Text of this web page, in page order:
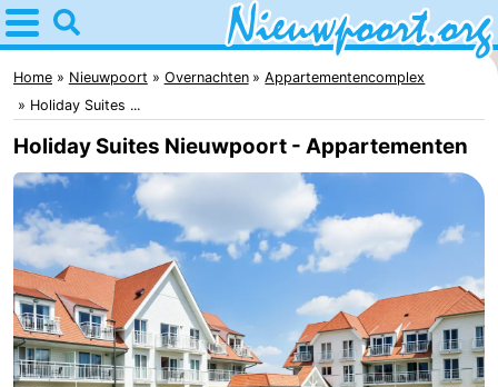
Home
Nieuwpoort
Tips
Voor
kinderen
Overnachten
Appartementen
-
Holiday
-
Home Nieuwpoort Overnachten
Appartementencomplex
Holiday Suites ...
Holiday Suites Nieuwpoort - Appartementen